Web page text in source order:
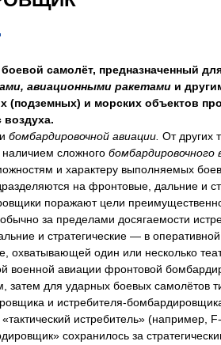
самолёт, предназначенный
авиационными ракетами и
(подземных) и морских объектов
воздуха.
бомбардировочной авиации. От других
наличием сложного бомбардировочного
и характеру выполняемых
на фронтовые, дальние и
поражают цели
за пределами досягаемости
и стратегические — в
охватывающей один или несколько
военной авиации фронтовой
затем для ударных боевых самолётов
и истребителя-
истребитель» (например,
сохранилось за